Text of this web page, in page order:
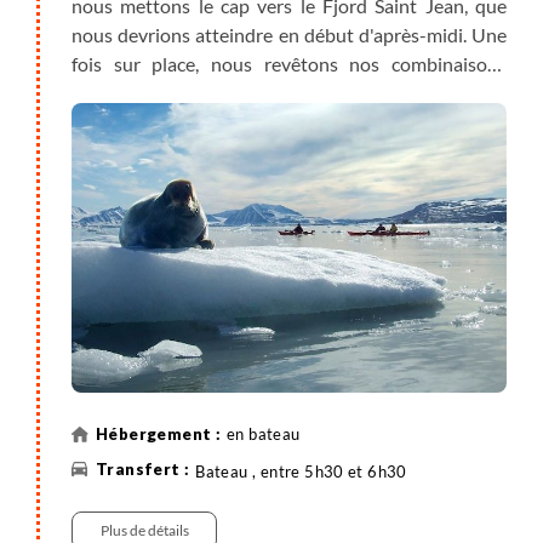
nous mettons le cap vers le Fjord Saint Jean, que
nous devrions atteindre en début d'après-midi. Une
fois sur place, nous revêtons nos combinaisons
première exploration en kayak des côtes nord du
Spitzberg. Une dizaine de glaciers convergent à
différents endroits du fjord : certains se jettent dans
la mer, tandis que les autres, déjà reculés, ne seront
accessibles qu'à pied. En fin de journée, nous
revenons à bord, bien au chaud, pour dîner. En même
temps, nous reprenons notre navigation pour
trouver notre lieu de mouillage pour la nuit.
Environ 6h de kayak.
en bateau
Bateau , entre 5h30 et 6h30
Plus de détails